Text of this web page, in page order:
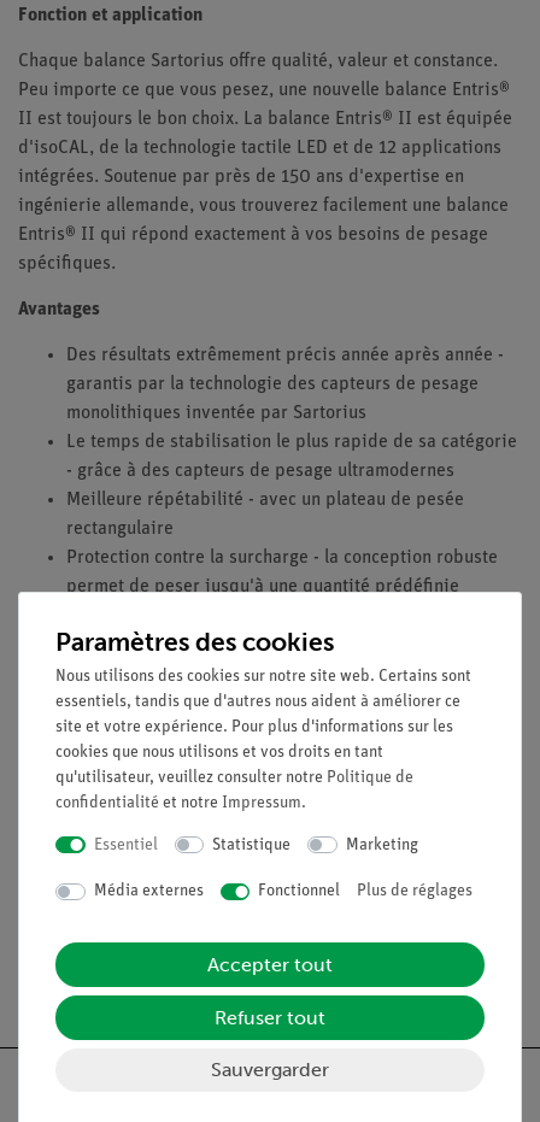
Fonction et application
Chaque balance Sartorius offre qualité, valeur et constance.
Peu importe ce que vous pesez, une nouvelle balance Entris®
II est toujours le bon choix. La balance Entris® II est équipée
d'isoCAL, de la technologie tactile LED et de 12 applications
intégrées. Soutenue par près de 150 ans d'expertise en
ingénierie allemande, vous trouverez facilement une balance
Entris® II qui répond exactement à vos besoins de pesage
spécifiques.
Avantages
Des résultats extrêmement précis année après année -
garantis par la technologie des capteurs de pesage
monolithiques inventée par Sartorius
Le temps de stabilisation le plus rapide de sa catégorie
- grâce à des capteurs de pesage ultramodernes
Meilleure répétabilité - avec un plateau de pesée
rectangulaire
Protection contre la surcharge - la conception robuste
permet de peser jusqu'à une quantité prédéfinie
polybutylène téréphtalate (PBT), en acier inoxydable et
en verre
Précision optimale et facilité d'utilisation - grâce à des
fonctions d'étalonnage et de réglage entièrement
automatisées, contrôlées par la température et le temps,
propres à ce modèle de balance
Médias / Téléchargements
Paramètres des cookies
Nous utilisons des cookies sur notre site web. Certains sont
essentiels, tandis que d'autres nous aident à améliorer ce
site et votre expérience. Pour plus d'informations sur les
cookies que nous utilisons et vos droits en tant
qu'utilisateur, veuillez consulter notre Politique de
confidentialité et notre Impressum.
Essentiel Statistique Marketing
Média externes Fonctionnel Plus de réglages
Accepter tout
Refuser tout
Sauvergarder